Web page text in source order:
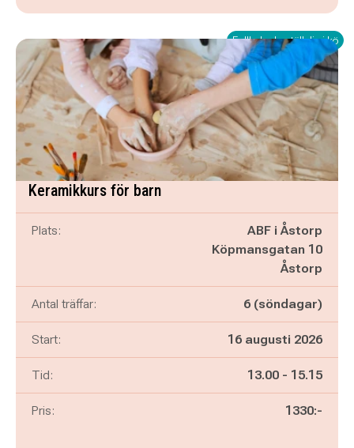
Fullbokad - ställ dig i kö
Keramikkurs för barn
Plats:
ABF i Åstorp
Köpmansgatan 10
Åstorp
Antal träffar: 6 (söndagar)
Start: 16 augusti 2026
Tid: Pågår mellan
13.00 - och
15.15
Pris: 1330:-